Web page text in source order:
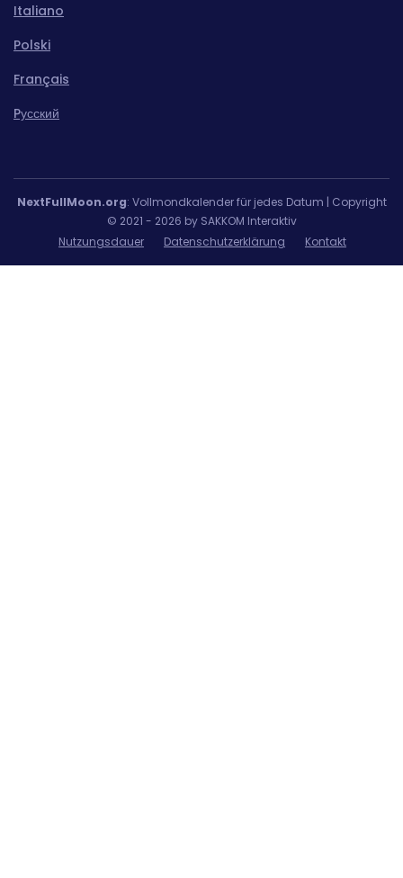
Italiano
Polski
Français
Pусский
NextFullMoon.org: Vollmondkalender für jedes Datum | Copyright
© 2021 - 2026 by SAKKOM Interaktiv
Nutzungsdauer
Datenschutzerklärung Kontakt